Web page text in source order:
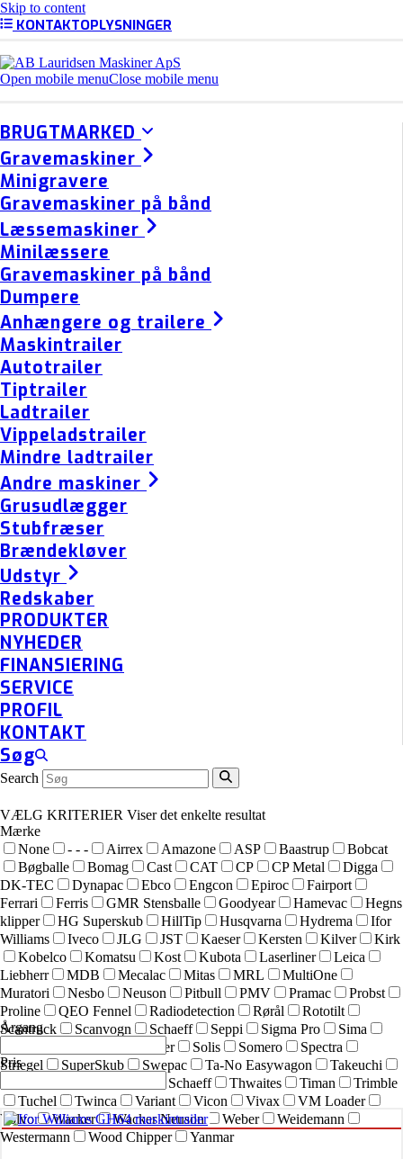
Skip to content
KONTAKTOPLYSNINGER
Open mobile menuClose mobile menu
BRUGTMARKED
Gravemaskiner
Minigravere
Gravemaskiner på bånd
Læssemaskiner
Minilæssere
Gravemaskiner på bånd
Dumpere
Anhængere og trailere
Maskintrailer
Autotrailer
Tiptrailer
Ladtrailer
Vippeladstrailer
Mindre ladtrailer
Andre maskiner
Grusudlægger
Stubfræser
Brændekløver
Udstyr
Redskaber
PRODUKTER
NYHEDER
FINANSIERING
SERVICE
PROFIL
KONTAKT
Søg
Search
VÆLG KRITERIER Viser det enkelte resultat
Mærke
None
- - - Airrex Amazone ASP Baastrup
Bobcat
Bøgballe
Bomag Cast CAT CP CP Metal
Digga
DK-TEC
Dynapac Ebco Engcon Epiroc
Fairport
Ferrari
Ferris GMR Stensballe Goodyear Hamevac
Hegns
klipper
HG Superskub HillTip Husqvarna Hydrema
Ifor
Williams
Iveco JLG JST Kaeser Kersten Kilver
Kirk
Kobelco
Komatsu Kost Kubota Laserliner
Leica
Liebherr
MDB Mecalac Mitas MRL
MultiOne
Muratori
Nesbo Neuson Pitbull PMV Pramac
Probst
Proline
QEO Fennel Radiodetection Rørål
Rototilt
Scantruck
Scanvogn Schaeff Seppi Sigma Pro
Sima
sneskraber Solis Somero
Spectra
Striegel
SuperSkub Swepac Ta-No Easywagon
Takeuchi
Terex Schaeff Thwaites Timan
Trimble
Tuchel
Twinca Variant Vicon Vivax
VM Loader
Volvo
Wacker Wacker Neuson Weber
Weidemann
Westermann
Wood Chipper Yanmar
Årgang
Pris